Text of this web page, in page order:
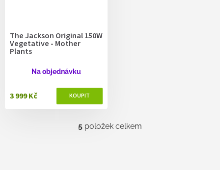
The Jackson Original 150W
Vegetative - Mother
Plants
Na objednávku
3 999 Kč
O
5 položek celkem